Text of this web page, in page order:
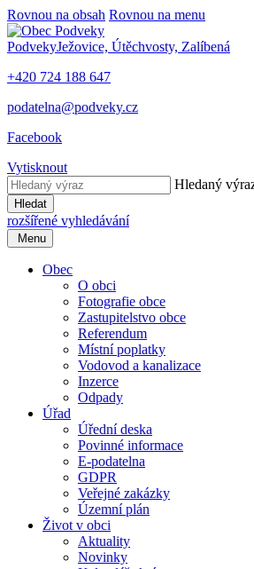
Rovnou na obsah Rovnou na menu
PodvekyJežovice, Útěchvosty, Zalíbená
+420 724 188 647
podatelna@podveky.cz
Facebook
Vytisknout
Hledaný
Hledat
rozšířené vyhledávání
Menu
Obec
O obci
Fotografie obce
Zastupitelstvo obce
Referendum
Místní poplatky
Vodovod a kanalizace
Inzerce
Odpady
Úřad
Úřední deska
Povinné informace
E-podatelna
GDPR
Veřejné zakázky
Územní plán
Život v obci
Aktuality
Novinky